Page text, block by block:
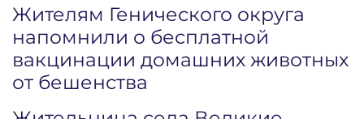
Жителям Генического округа
напомнили о бесплатной
вакцинации домашних животных
от бешенства